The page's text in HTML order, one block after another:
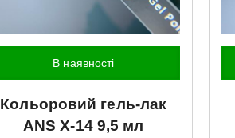
В наявності
Кольоровий гель-лак
ANS X-14 9,5 мл